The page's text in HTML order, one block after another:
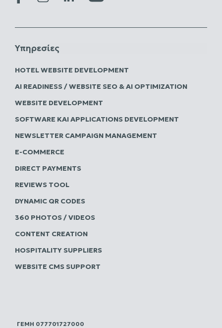
Υπηρεσίες
HOTEL WEBSITE DEVELOPMENT
AI READINESS / WEBSITE SEO & AI OPTIMIZATION
WEBSITE DEVELOPMENT
SOFTWARE ΚΑΙ APPLICATIONS DEVELOPMENT
NEWSLETTER CAMPAIGN MANAGEMENT
E-COMMERCE
DIRECT PAYMENTS
REVIEWS TOOL
DYNAMIC QR CODES
360 PHOTOS / VIDEOS
CONTENT CREATION
HOSPITALITY SUPPLIERS
WEBSITE CMS SUPPORT
ΓΕΜΗ 077701727000